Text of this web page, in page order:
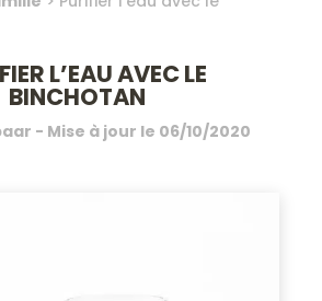
L’EAU AVEC LE
BINCHOTAN
- Mise à jour le 06/10/2020